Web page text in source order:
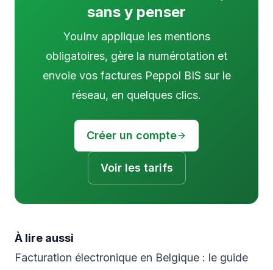
sans y penser
YouInv applique les mentions
obligatoires, gère la numérotation et
envoie vos factures Peppol BIS sur le
réseau, en quelques clics.
Créer un compte
Voir les tarifs
À lire aussi
Facturation électronique en Belgique : le guide